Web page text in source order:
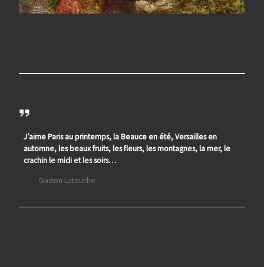
J’aime Paris au printemps, la Beauce en été, Versailles en
automne, les beaux fruits, les fleurs, les montagnes, la mer, le
crachin le midi et les soirs…
Gaston Latouche